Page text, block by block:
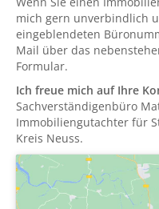
mich gern unverbindlich
eingeblendeten
Mail über das
Formular.
Ich freue mich auf Ihre
Sachverständigenbüro
Immobiliengutachter für
Kreis Neuss.